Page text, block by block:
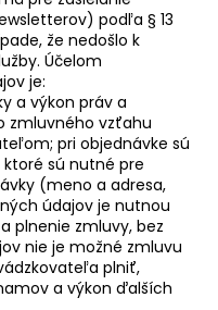
podľa § 13
že nedošlo k
Účelom
je:
a výkon práv a
zmluvného vzťahu
pri objednávke sú
sú nutné pre
(meno a adresa,
údajov je nutnou
plnenie zmluvy, bez
nie je možné zmluvu
plniť,
a výkon ďalších